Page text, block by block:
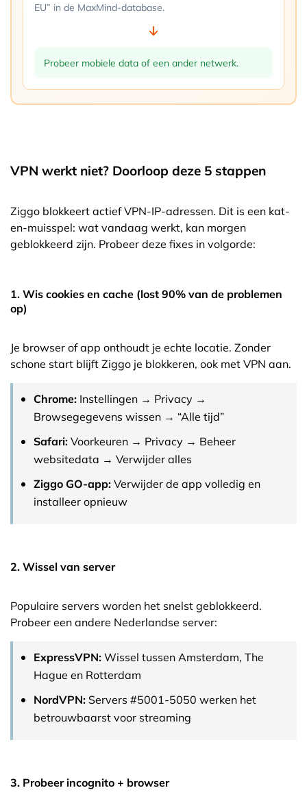
EU” in de MaxMind-database.
Probeer mobiele data of een ander netwerk.
VPN werkt niet? Doorloop deze 5 stappen
Ziggo blokkeert actief VPN-IP-adressen. Dit is een kat-
en-muisspel: wat vandaag werkt, kan morgen
geblokkeerd zijn. Probeer deze fixes in volgorde:
1. Wis cookies en cache (lost 90% van de problemen
op)
Je browser of app onthoudt je echte locatie. Zonder
schone start blijft Ziggo je blokkeren, ook met VPN aan.
Chrome: Instellingen → Privacy →
Browsegegevens wissen → “Alle tijd”
Safari:Voorkeuren → Privacy → Beheer
websitedata → Verwijder alles
Ziggo GO-app:Verwijder de app volledig en
installeer opnieuw
2. Wissel van server
Populaire servers worden het snelst geblokkeerd.
Probeer een andere Nederlandse server:
ExpressVPN:Wissel tussen Amsterdam, The
Hague en Rotterdam
NordVPN: Servers #5001-5050 werken het
betrouwbaarst voor streaming
3. Probeer incognito + browser